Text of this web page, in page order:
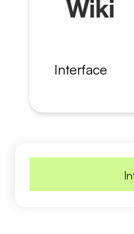
Interface